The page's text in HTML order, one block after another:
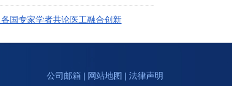
国专家学者共论医工融合创新
公司邮箱 网站地图 法律声明